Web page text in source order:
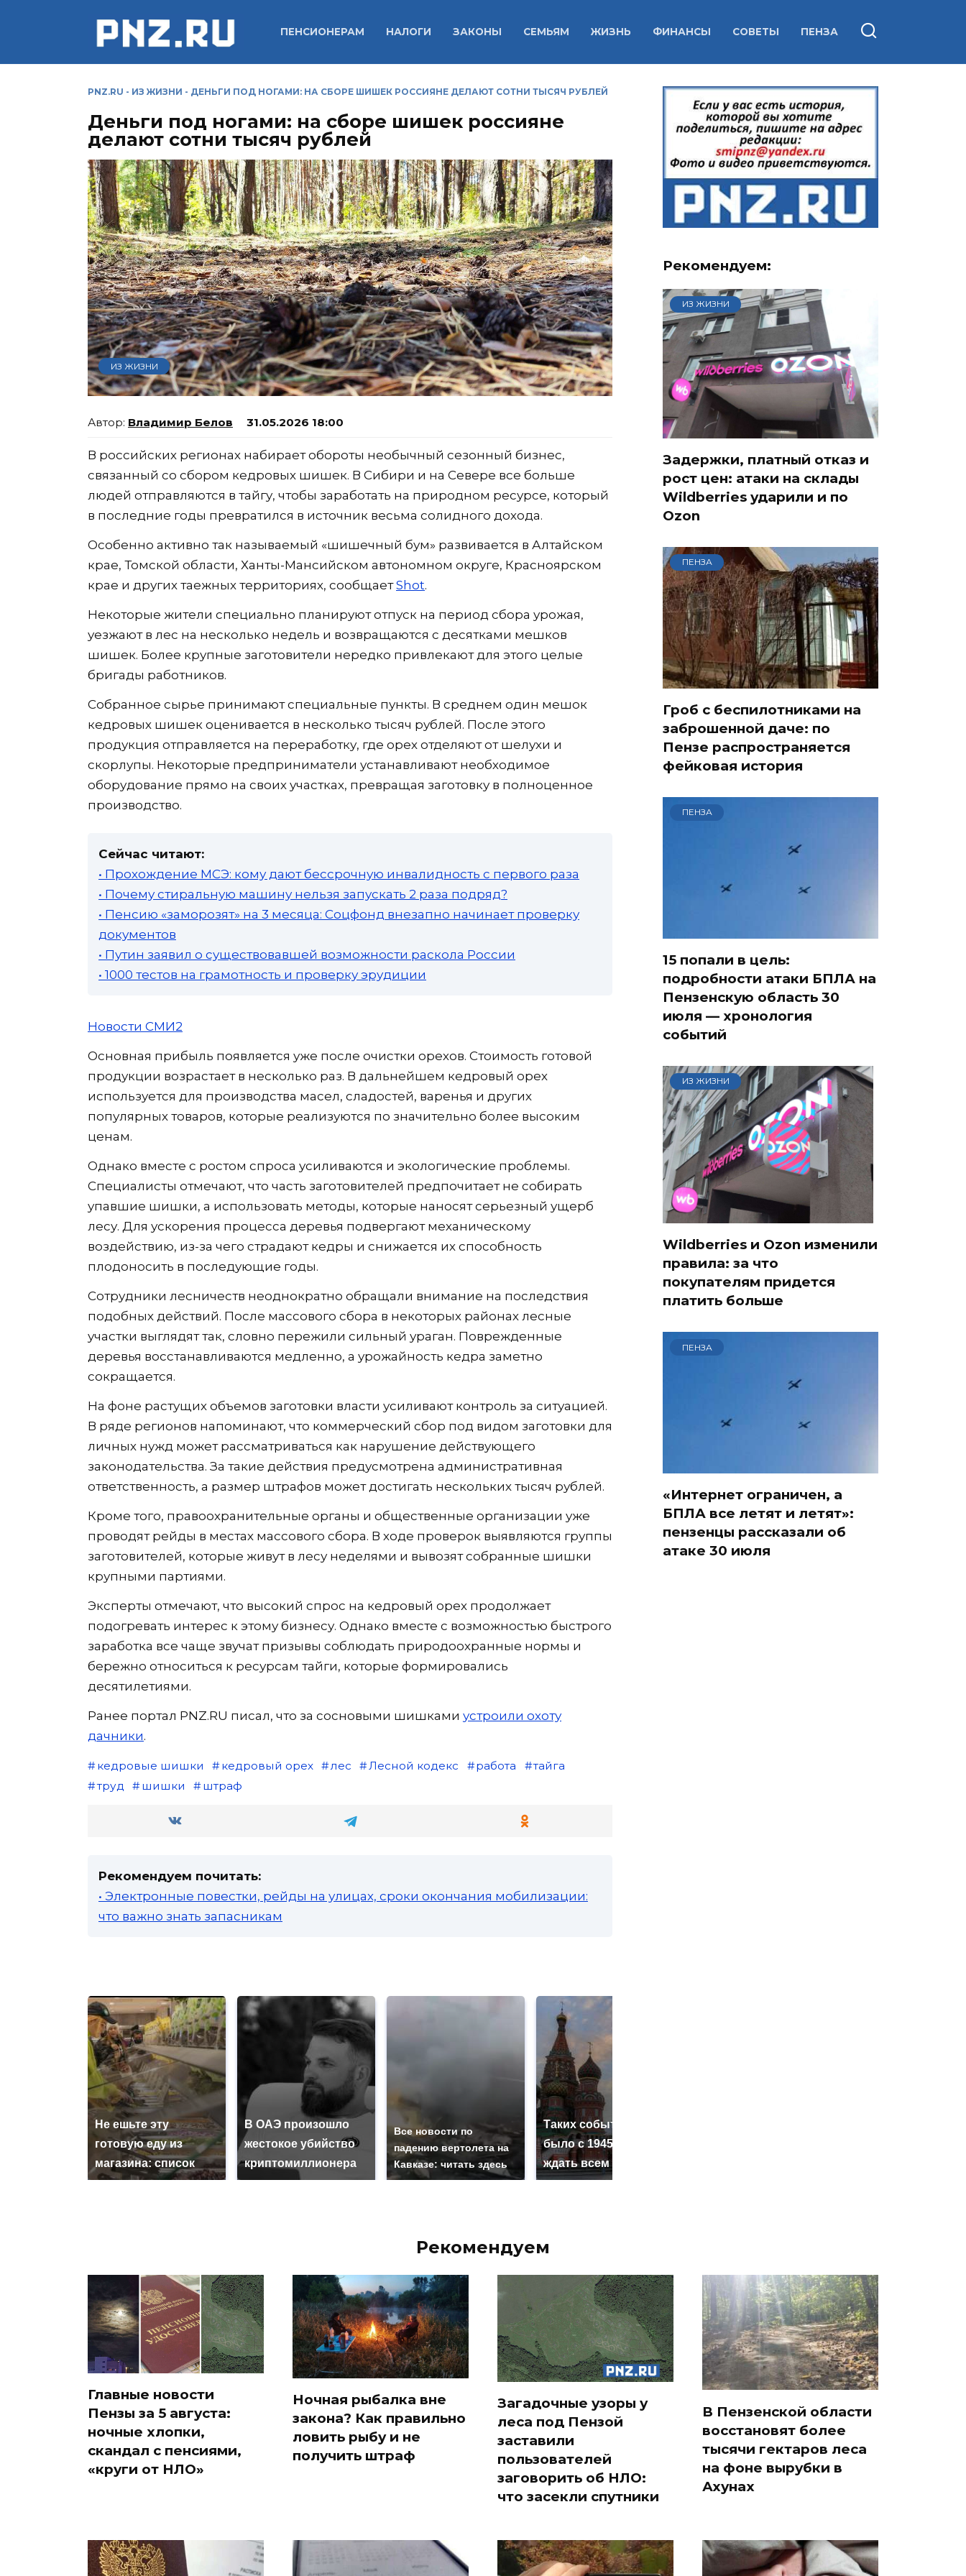
ПЕНСИОНЕРАМ НАЛОГИ ЗАКОНЫ СЕМЬЯМ ЖИЗНЬ ФИНАНСЫ СОВЕТЫ ПЕНЗА
PNZ.RU - ИЗ ЖИЗНИ - ДЕНЬГИ ПОД НОГАМИ: НА СБОРЕ ШИШЕК РОССИЯНЕ ДЕЛАЮТ СОТНИ ТЫСЯЧ РУБЛЕЙ
Деньги под ногами: на сборе шишек россияне
делают сотни тысяч рублей
ИЗ ЖИЗНИ
Владимир Белов 31.05.2026 18:00
В российских регионах набирает обороты необычный сезонный бизнес,
связанный со сбором кедровых шишек. В Сибири и на Севере все больше
людей отправляются в тайгу, чтобы заработать на природном ресурсе, который
в последние годы превратился в источник весьма солидного дохода.
Особенно активно так называемый «шишечный бум» развивается в Алтайском
крае, Томской области, Ханты-Мансийском автономном округе, Красноярском
крае и других таежных территориях, сообщаетShot.
Некоторые жители специально планируют отпуск на период сбора урожая,
уезжают в лес на несколько недель и возвращаются с десятками мешков
шишек. Более крупные заготовители нередко привлекают для этого целые
бригады работников.
Собранное сырье принимают специальные пункты. В среднем один мешок
кедровых шишек оценивается в несколько тысяч рублей. После этого
продукция отправляется на переработку, где орех отделяют от шелухи и
скорлупы. Некоторые предприниматели устанавливают необходимое
оборудование прямо на своих участках, превращая заготовку в полноценное
производство.
Сейчас читают:
• Прохождение МСЭ: кому дают бессрочную инвалидность с первого раза
• Почему стиральную машину нельзя запускать 2 раза подряд?
• Пенсию «заморозят» на 3 месяца: Соцфонд внезапно начинает проверку
документов
• Путин заявил о существовавшей возможности раскола России
• 1000 тестов на грамотность и проверку эрудиции
Новости СМИ2
Основная прибыль появляется уже после очистки орехов. Стоимость готовой
продукции возрастает в несколько раз. В дальнейшем кедровый орех
используется для производства масел, сладостей, варенья и других
популярных товаров, которые реализуются по значительно более высоким
ценам.
Однако вместе с ростом спроса усиливаются и экологические проблемы.
Специалисты отмечают, что часть заготовителей предпочитает не собирать
упавшие шишки, а использовать методы, которые наносят серьезный ущерб
лесу. Для ускорения процесса деревья подвергают механическому
воздействию, из-за чего страдают кедры и снижается их способность
плодоносить в последующие годы.
Сотрудники лесничеств неоднократно обращали внимание на последствия
подобных действий. После массового сбора в некоторых районах лесные
участки выглядят так, словно пережили сильный ураган. Поврежденные
деревья восстанавливаются медленно, а урожайность кедра заметно
сокращается.
На фоне растущих объемов заготовки власти усиливают контроль за ситуацией.
В ряде регионов напоминают, что коммерческий сбор под видом заготовки для
личных нужд может рассматриваться как нарушение действующего
законодательства. За такие действия предусмотрена административная
ответственность, а размер штрафов может достигать нескольких тысяч рублей.
Кроме того, правоохранительные органы и общественные организации уже
проводят рейды в местах массового сбора. В ходе проверок выявляются группы
заготовителей, которые живут в лесу неделями и вывозят собранные шишки
крупными партиями.
Эксперты отмечают, что высокий спрос на кедровый орех продолжает
подогревать интерес к этому бизнесу. Однако вместе с возможностью быстрого
заработка все чаще звучат призывы соблюдать природоохранные нормы и
бережно относиться к ресурсам тайги, которые формировались
десятилетиями.
Ранее портал PNZ.RU писал, что за сосновыми шишками устроили охоту
дачники.
кедровые шишки кедровый орех лес Лесной кодекс работа
тайга
труд
шишки штраф
Рекомендуем почитать:
• Электронные повестки, рейды на улицах, сроки окончания мобилизации:
что важно знать запасникам
Не ешьте эту
готовую еду из
магазина: список
В ОАЭ произошло
жестокое убийство
криптомиллионера
Все новости по
падению вертолета на
Кавказе: читать здесь
Таких событий не
было с 1945: чего
ждать всем нам?
Рекомендуем:
ИЗ ЖИЗНИ
Задержки, платный отказ и
рост цен: атаки на склады
Wildberries ударили и по
Ozon
ПЕНЗА
Гроб с беспилотниками на
заброшенной даче: по
Пензе распространяется
фейковая история
ПЕНЗА
15 попали в цель:
подробности атаки БПЛА на
Пензенскую область 30
июля — хронология
событий
ИЗ ЖИЗНИ
Wildberries и Ozon изменили
правила: за что
покупателям придется
платить больше
ПЕНЗА
«Интернет ограничен, а
БПЛА все летят и летят»:
пензенцы рассказали об
атаке 30 июля
Рекомендуем
Главные новости
Пензы за 5 августа:
ночные хлопки,
скандал с пенсиями,
«круги от НЛО»
Ночная рыбалка вне
закона? Как правильно
ловить рыбу и не
получить штраф
Загадочные узоры у
леса под Пензой
заставили
пользователей
заговорить об НЛО:
что засекли спутники
В Пензенской области
восстановят более
тысячи гектаров леса
на фоне вырубки в
Ахунах